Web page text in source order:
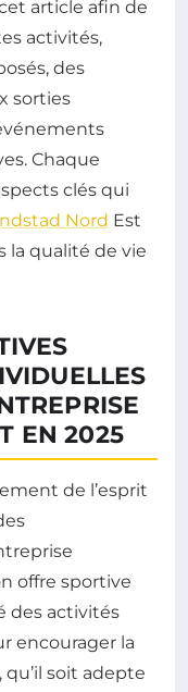
article afin de
activités,
des
sorties
Chaque
clés qui
Nord Est
la qualité de vie
EN 2025
de l’esprit
offre sportive
des activités
encourager la
soit adepte